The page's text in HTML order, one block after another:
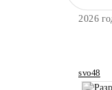
2026
svo48